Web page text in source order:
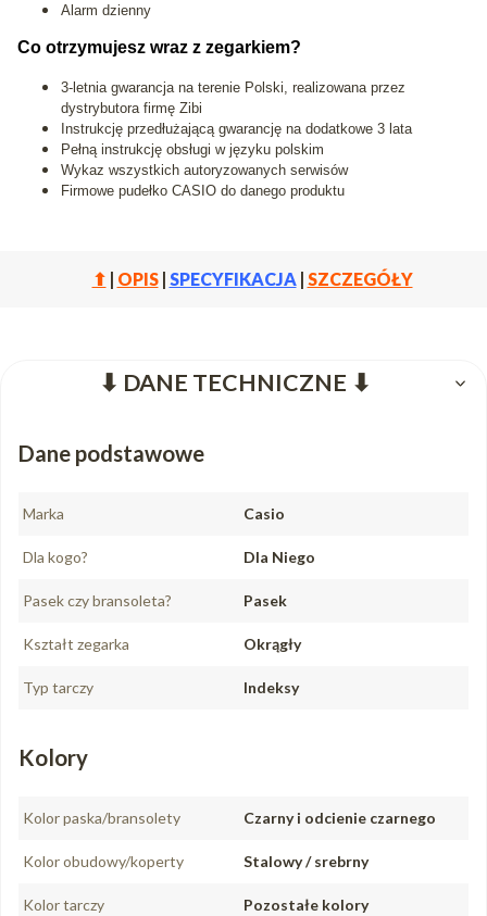
Alarm dzienny
Co otrzymujesz wraz z zegarkiem?
3-letnia gwarancja na terenie Polski, realizowana przez
dystrybutora firmę Zibi
Instrukcję przedłużającą gwarancję na dodatkowe 3 lata
Pełną instrukcję obsługi w języku polskim
Wykaz wszystkich autoryzowanych serwisów
Firmowe pudełko CASIO do danego produktu
⬆ OPIS| SPECYFIKACJA| SZCZEGÓŁY
⬇ DANE TECHNICZNE ⬇
Dane podstawowe
Marka Casio
Dla kogo? Dla Niego
Pasek czy bransoleta? Pasek
Kształt zegarka Okrągły
Typ tarczy Indeksy
Kolory
Kolor paska/bransolety Czarny i odcienie czarnego
Kolor obudowy/koperty Stalowy / srebrny
Kolor tarczy Pozostałe kolory